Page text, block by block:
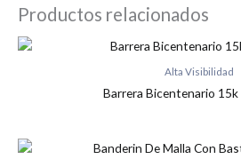
Productos relacionados
Alta Visibilidad
Barrera Bicentenario 15k